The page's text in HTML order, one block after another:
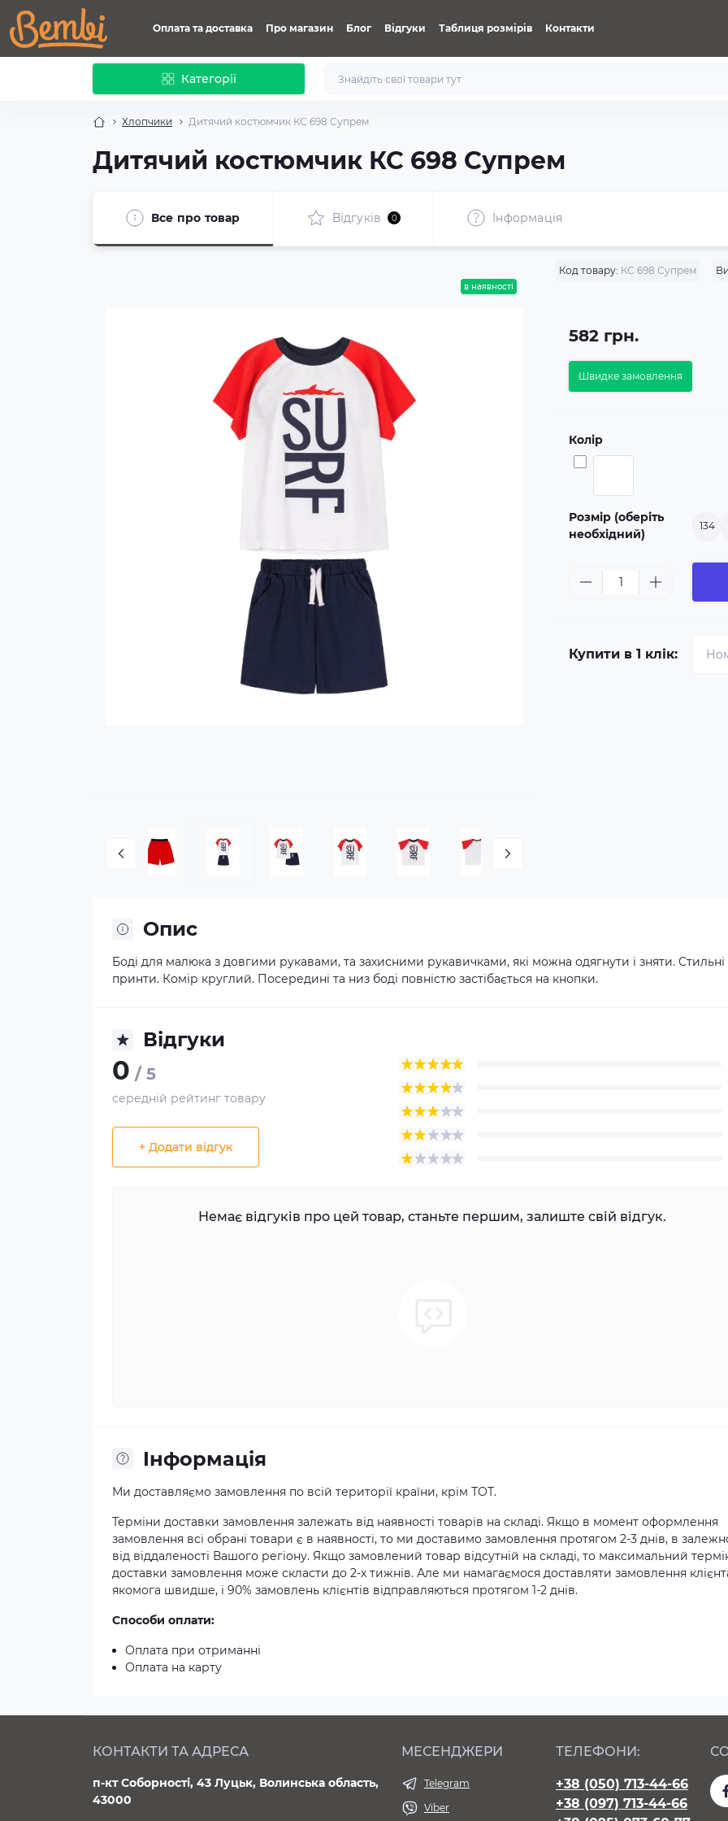
Оплата та доставка Про магазин Блог Відгуки Таблиця розмірів Контакти
Категорії
Хлопчики Дитячий костюмчик КС 698 Супрем
Дитячий костюмчик КС 698 Супрем
Все про товар Відгуків 0 Iнформація
в наявності
Код товару: КС 698 Супрем
582 грн.
Швидке замовлення
Колір
Розмір (оберіть
необхідний)
134
Купити в 1 клік:
Опис
Боді для малюка з довгими рукавами, та захисними рукавичками, які можна одягнути і зняти. Стильні
принти. Комір круглий. Посередині та низ боді повністю застібається на кнопки.
Відгуки
0 / 5
середній рейтинг товару
+ Додати відгук
Немає відгуків про цей товар, станьте першим, залиште свій відгук.
Iнформація
Ми доставляємо замовлення по всій території країни, крім ТОТ.
Терміни доставки замовлення залежать від наявності товарів на складі. Якщо в момент оформлення
замовлення всі обрані товари є в наявності, то ми доставимо замовлення протягом 2-3 днів, в
від віддаленості Вашого регіону. Якщо замовлений товар відсутній на складі, то максимальний
доставки замовлення може скласти до 2-х тижнів. Але ми намагаємося доставляти замовлення
якомога швидше, і 90% замовлень клієнтів відправляються протягом 1-2 днів.
Способи оплати:
Оплата при отриманні
Оплата на карту
КОНТАКТИ ТА АДРЕСА
п-кт Соборності, 43 Луцьк, Волинська область,
43000
МЕСЕНДЖЕРИ
Telegram
Viber
ТЕЛЕФОНИ:
+38 (050) 713-44-66
+38 (097) 713-44-66